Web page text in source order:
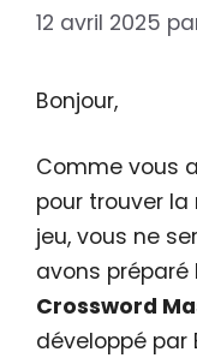
12 avril 2025
Bonjour,
Comme vous
pour trouver
jeu, vous ne
avons préparé
Crossword
développé par